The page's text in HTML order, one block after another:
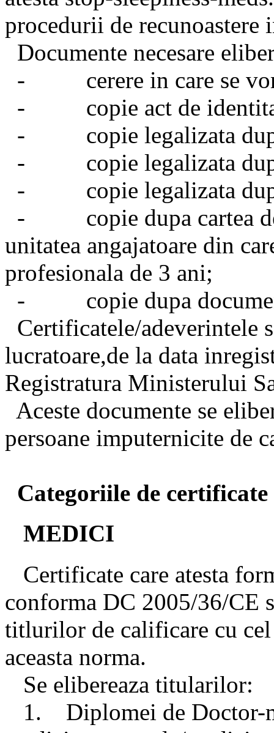
procedurii de recunoastere
Documente necesare
- cerere in care se vor
- copie act de
- copie legalizata dupa
- copie legalizata
- copie legalizata
- copie dupa cartea de
unitatea angajatoare din
profesionala de 3 ani;
- copie dupa
Certificatele/adeverintele
lucratoare,de la data
Registratura Ministerului
Aceste documente se
persoane imputernicite de
Categoriile de
MEDICI
Certificate care atesta
conforma DC 2005/36/CE
titlurilor de calificare cu
aceasta norma.
Se elibereaza titularilor:
1. Diplomei de Doctor-